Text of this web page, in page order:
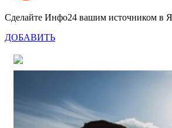
Сделайте Инфо24 вашим источником в
ДОБАВИТЬ